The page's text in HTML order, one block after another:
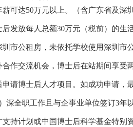
可达50万元以 上。（含广东省及深
发放每人总额30万元（税前）的
市公租房，未依托学校使用深圳市
作交流机会，博士后在站期间享受
请博士后人才项目。如成功申请，
深全职工作且与企事业单位签订3年
持计划或中国博士后科学基金特